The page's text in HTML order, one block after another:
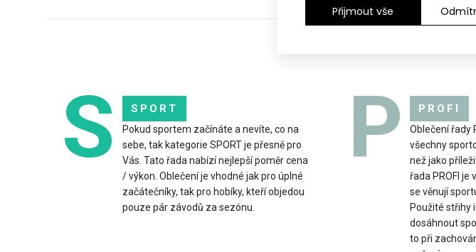
Přijmout vše
Legíny REVOLT RED
1 499 Kč
S SPORT
Pokud sportem začínáte a nevíte, co na
sebe, tak kategorie SPORT je přesně pro
Vás. Tato řada nabízí nejlepší poměr cena
/ výkon. Oblečení je vhodné jak pro úplné
začátečníky, tak pro hobíky, kteří objedou
pouze pár závodů za sezónu.
P PROFI
Oblečení řady
všechny
než jako
řada PROFI je
se věnují
Použité střihy
dosáhnout
to při